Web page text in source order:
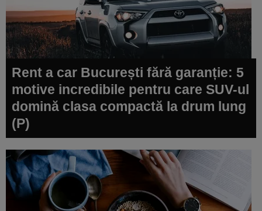
Rent a car București fără garanție: 5
motive incredibile pentru care SUV-ul
domină clasa compactă la drum lung
(P)